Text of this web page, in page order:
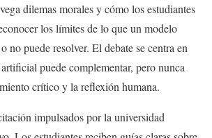
dilemas morales y cómo los estudiantes
los límites de lo que un modelo
no puede resolver. El debate se centra en
puede complementar, pero nunca
crítico y la reflexión humana.
impulsados por la universidad